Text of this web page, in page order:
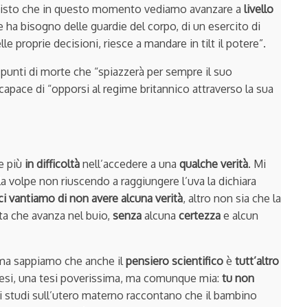
che in questo momento vediamo avanzare a livello
ha bisogno delle guardie del corpo, di un esercito di
proprie decisioni, riesce a mandare in tilt il potere”.
di morte che “spiazzerà per sempre il suo
di “opporsi al regime britannico attraverso la sua
più in difficoltà nell’accedere a una qualche verità. Mi
non riuscendo a raggiungere l’uva la dichiara
vantiamo di non avere alcuna verità, altro non sia che la
che avanza nel buio, senza alcuna certezza e alcun
sappiamo che anche ilpensiero scientifico è tutt’altro
una tesi poverissima, ma comunque mia: tu non
studi sull’utero materno raccontano che il bambino